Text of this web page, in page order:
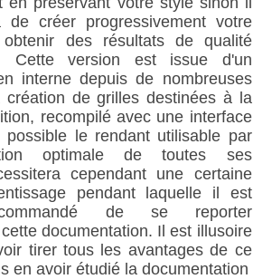
de créer progressivement votre
des résultats de qualité
Cette version est issue d'un
interne depuis de nombreuses
création de grilles destinées à la
recompilé avec une interface
possible le rendant utilisable par
optimale de toutes ses
cependant une certaine
pendant laquelle il est
de se reporter
documentation. Il est illusoire
tirer tous les avantages de ce
en avoir étudié la documentation